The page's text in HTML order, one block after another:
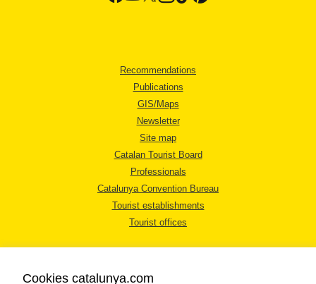
Recommendations
Publications
GIS/Maps
Newsletter
Site map
Catalan Tourist Board
Professionals
Catalunya Convention Bureau
Tourist establishments
Tourist offices
Cookies catalunya.com